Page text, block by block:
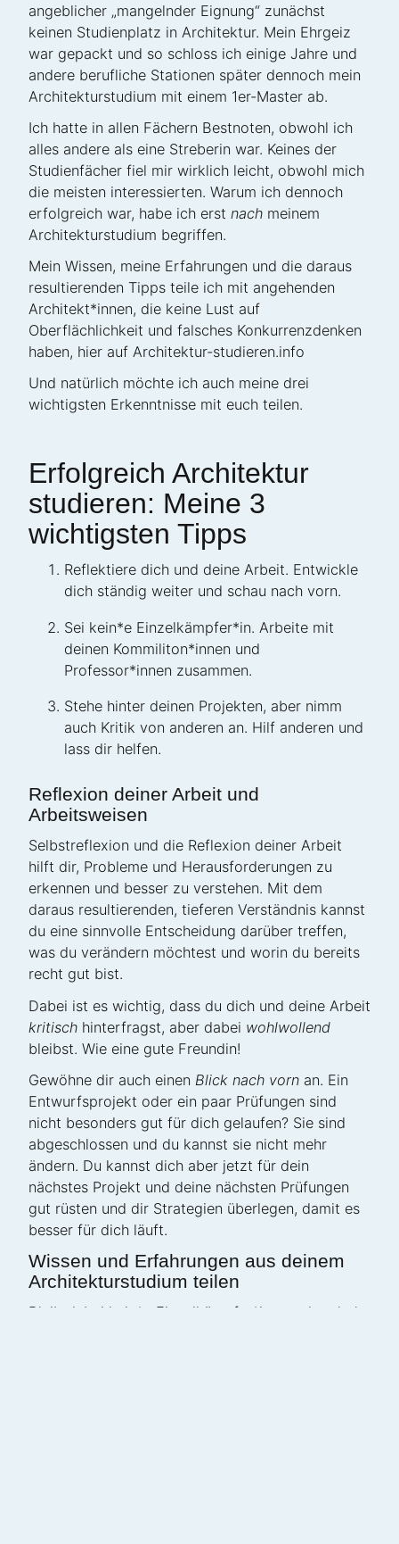
angeblicher „mangelnder Eignung“ zunächst
keinen Studienplatz in Architektur. Mein Ehrgeiz
war gepackt und so schloss ich einige Jahre und
andere berufliche Stationen später dennoch mein
Architekturstudium mit einem 1er-Master ab.
Ich hatte in allen Fächern Bestnoten, obwohl ich
alles andere als eine Streberin war. Keines der
Studienfächer fiel mir wirklich leicht, obwohl mich
die meisten interessierten. Warum ich dennoch
erfolgreich war, habe ich erst nach meinem
Architekturstudium begriffen.
Mein Wissen, meine Erfahrungen und die daraus
resultierenden Tipps teile ich mit angehenden
Architekt*innen, die keine Lust auf
Oberflächlichkeit und falsches Konkurrenzdenken
haben, hier auf Architektur-studieren.info
Und natürlich möchte ich auch meine drei
wichtigsten Erkenntnisse mit euch teilen.
Erfolgreich Architektur
studieren: Meine 3
wichtigsten Tipps
Reflektiere dich und deine Arbeit. Entwickle
dich ständig weiter und schau nach vorn.
Sei kein*e Einzelkämpfer*in. Arbeite mit
deinen Kommiliton*innen und
Professor*innen zusammen.
Stehe hinter deinen Projekten, aber nimm
auch Kritik von anderen an. Hilf anderen und
lass dir helfen.
Reflexion deiner Arbeit und
Arbeitsweisen
Selbstreflexion und die Reflexion deiner Arbeit
hilft dir, Probleme und Herausforderungen zu
erkennen und besser zu verstehen. Mit dem
daraus resultierenden, tieferen Verständnis kannst
du eine sinnvolle Entscheidung darüber treffen,
was du verändern möchtest und worin du bereits
recht gut bist.
Dabei ist es wichtig, dass du dich und deine Arbeit
kritisch hinterfragst, aber dabei wohlwollend
bleibst. Wie eine gute Freundin!
Gewöhne dir auch einen Blick nach vorn an. Ein
Entwurfsprojekt oder ein paar Prüfungen sind
nicht besonders gut für dich gelaufen? Sie sind
abgeschlossen und du kannst sie nicht mehr
ändern. Du kannst dich aber jetzt für dein
nächstes Projekt und deine nächsten Prüfungen
gut rüsten und dir Strategien überlegen, damit es
besser für dich läuft.
Wissen und Erfahrungen aus deinem
Architekturstudium teilen
Bleib dabei kein*e Einzelkämpfer*in, sondern hol